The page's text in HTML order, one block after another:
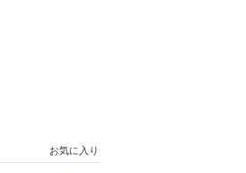
お気に入り